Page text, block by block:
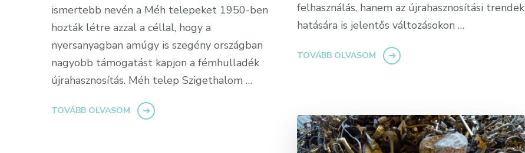
felhasználás, hanem az újrahasznosítási trendek
hatására is jelentős változásokon …
TOVÁBB OLVASOM
ismertebb nevén a Méh telepeket 1950-ben
hozták létre azzal a céllal, hogy a
nyersanyagban amúgy is szegény országban
nagyobb támogatást kapjon a fémhulladék
újrahasznosítás. Méh telep Szigethalom …
TOVÁBB OLVASOM